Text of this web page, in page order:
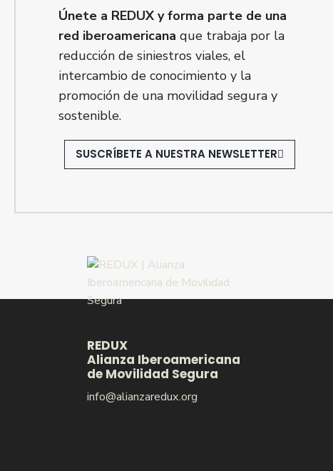
Únete a REDUX y forma parte de una
red iberoamericana que trabaja por la
reducción de siniestros viales, el
intercambio de conocimiento y la
promoción de una movilidad segura y
sostenible.
SUSCRÍBETE A NUESTRA NEWSLETTER
REDUX
Alianza Iberoamericana
de Movilidad Segura
info@alianzaredux.org